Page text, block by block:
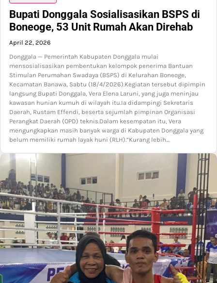
Bupati Donggala Sosialisasikan BSPS di
Boneoge, 53 Unit Rumah Akan Direhab
April 22, 2026
Donggala — Pemerintah Kabupaten Donggala mulai
mensosialisasikan pembentukan kelompok penerima Bantuan
Stimulan Perumahan Swadaya (BSPS) di Kelurahan Boneoge,
Kecamatan Banawa, Sabtu (18/4/2026).Kegiatan tersebut dipimpin
langsung Bupati Donggala, Vera Elena Laruni, yang juga meninjau
kawasan hunian kumuh di wilayah itu.Ia didampingi Sekretaris
Daerah, Rustam Effendi, beserta sejumlah pimpinan Organisasi
Perangkat Daerah (OPD) teknis.Dalam kesempatan itu, Vera
mengungkapkan masih banyak warga di Kabupaten Donggala yang
belum memiliki rumah layak huni (RLH).“Kurang lebih…